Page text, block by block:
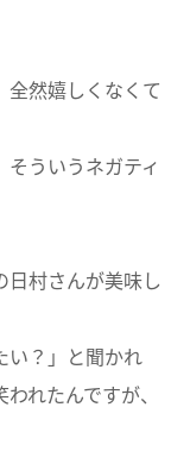
全然嬉しくなくて
ういうネガティ
日村さんが美味し
い？」と聞かれ
れたんですが、